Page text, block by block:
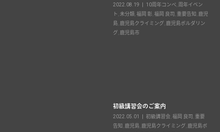
2022.08.19 10周年コンペ, 周年イベン
ト ,未分類,福岡 彰,福岡 良司 , 重要告知 ,鹿児
島,鹿児島クライミング ,鹿児島ボルダリン
グ ,鹿児島市
初級講習会のご案内
2022.05.01 初級講習会, 福岡 良司
重要
告知
鹿児島 鹿児島クライミング, 鹿児島ボ